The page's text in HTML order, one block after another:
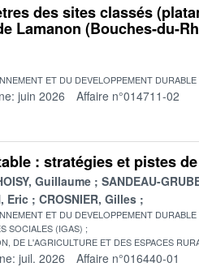
des sites classés
Lamanon (Bouches-du-
ET DU DEVELOPPEMENT
juin 2026 Affaire n°014711-02
: stratégies et pistes
Guillaume
SANDEAU-
Eric CROSNIER, Gilles
ET DU DEVELOPPEMENT
SOCIALES (IGAS)
DE L'AGRICULTURE ET DES ESPACES
juil. 2026 Affaire n°016440-01